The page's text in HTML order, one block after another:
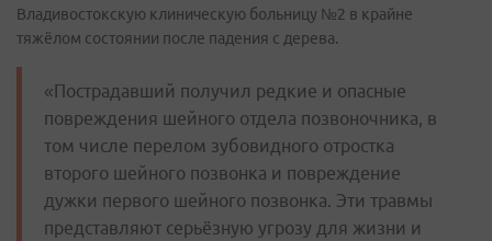
Владивостокскую клиническую больницу №2 в крайне
тяжёлом состоянии после падения с дерева.
«Пострадавший получил редкие и опасные
повреждения шейного отдела позвоночника, в
том числе перелом зубовидного отростка
второго шейного позвонка и повреждение
дужки первого шейного позвонка. Эти травмы
представляют серьёзную угрозу для жизни и